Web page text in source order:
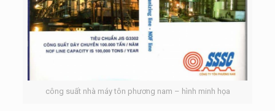
công suất nhà máy tôn phương nam – hình minh họa